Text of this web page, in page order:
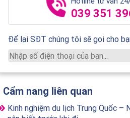
039 351
Để lại SĐT chúng tôi sẽ gọi cho
Cẩm nang liên quan
Kinh nghiệm du lịch Trung Quốc –